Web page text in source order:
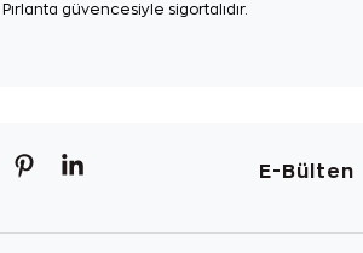
Pırlanta güvencesiyle sigortalıdır.
E-Bülten